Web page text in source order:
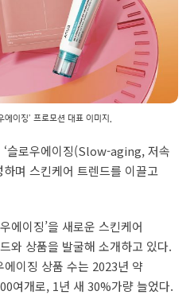
이징’ 프로모션 대표 이미지.
슬로우에이징(Slow-aging, 저속
며 스킨케어 트렌드를 이끌고
에이징’을 새로운 스킨케어
와 상품을 발굴해 소개하고 있다.
이징 상품 수는 2023년 약
여개로, 1년 새 30%가량 늘었다.